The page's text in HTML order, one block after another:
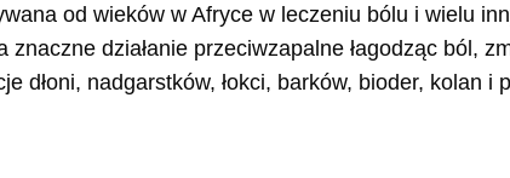
od wieków w Afryce w leczeniu bólu i wielu
znaczne działanie przeciwzapalne łagodząc ból,
dłoni, nadgarstków, łokci, barków, bioder, kolan i